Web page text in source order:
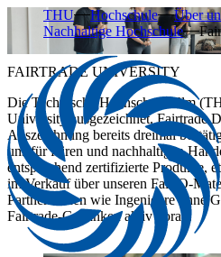
THU Hochschule
Über
Nachhaltige Hochschule
FAIRTRADE UNIVERSITY
Die Technische Hochschule Ulm
University ausgezeichnet. Fairtrade
Auszeichnung bereits dreimal
uns für fairen und nachhaltigen
entsprechend zertifizierte Produkte,
im Verkauf über unseren Fair-O-
Partner*innen wie Ingenieure ohne
Fairtrade-Gedanken aktiv voran.